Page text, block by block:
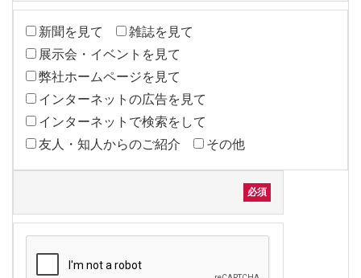
新聞を見て
雑誌を見て
展示会・イベントを見て
弊社ホームページを見て
インターネットの広告を見て
インターネットで検索をして
友人・知人からのご紹介
その他